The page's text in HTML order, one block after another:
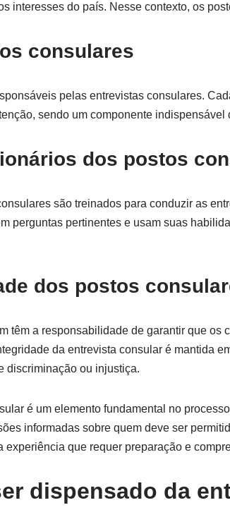
interesses do país. Nesse contexto, os
consulares
pelas entrevistas consulares.
sendo um componente
dos postos
são treinados para conduzir as
perguntas pertinentes e usam suas
dos postos
têm a responsabilidade de garantir que
da entrevista consular é mantida
discriminação ou injustiça.
é um elemento fundamental no
informadas sobre quem deve ser
experiência que requer preparação e
dispensado da